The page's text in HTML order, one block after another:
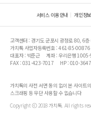
서비스 이용안내 개인정
고객센터 : 경기도 군포시 광정로 80, 6
가치톡 사업자등록번호 : 461-85-00876
대표자 : 박준근
계좌 : 우리은행
FAX : 031-423-7017
HP : 010-
가치톡의 사전 서면 동의 없이 본 사이트
스크래핑 등 무단 사용할 수 없습니다
Copyright ⓒ 2018 가치톡. All rights